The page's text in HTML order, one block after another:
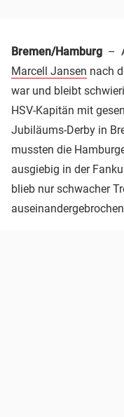
Bremen/Hamburg –
Marcell Jansen nach
war und bleibt
HSV-Kapitän mit
Jubiläums-Derby in
mussten die
ausgiebig in der
blieb nur schwacher